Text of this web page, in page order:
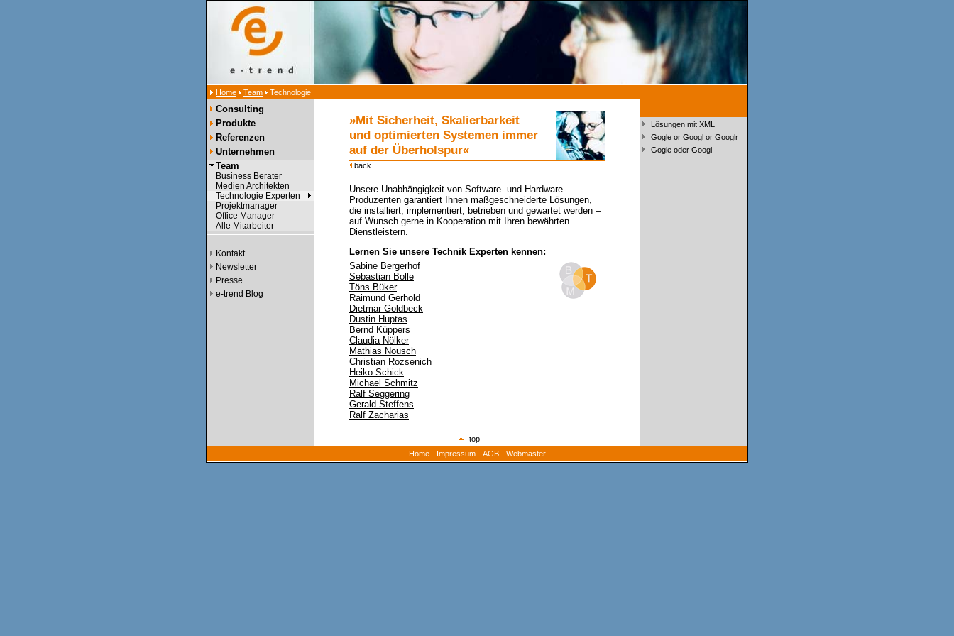
Home Team Technologie
Consulting
Produkte
Referenzen
Unternehmen
Team
Business Berater
Medien Architekten
Technologie Experten
Projektmanager
Office Manager
Alle Mitarbeiter
Kontakt
Newsletter
Presse
e-trend Blog
»Mit Sicherheit, Skalierbarkeit
und optimierten Systemen immer
auf der Überholspur«
back
Unsere Unabhängigkeit von Software- und Hardware-
Produzenten garantiert Ihnen maßgeschneiderte Lösungen,
die installiert, implementiert, betrieben und gewartet werden –
auf Wunsch gerne in Kooperation mit Ihren bewährten
Dienstleistern.
Lernen Sie unsere Technik Experten kennen:
Sabine Bergerhof
Sebastian Bolle
Töns Büker
Raimund Gerhold
Dietmar Goldbeck
Dustin Huptas
Bernd Küppers
Claudia Nölker
Mathias Nousch
Christian Rozsenich
Heiko Schick
Michael Schmitz
Ralf Seggering
Gerald Steffens
Ralf Zacharias
top
Lösungen mit XML
Gogle or Googl or Googlr
Gogle oder Googl
Home- Impressum- AGB- Webmaster